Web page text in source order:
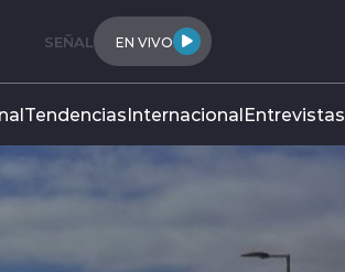
SEÑAL EN VIVO
TendenciasInternacionalEntrevistas